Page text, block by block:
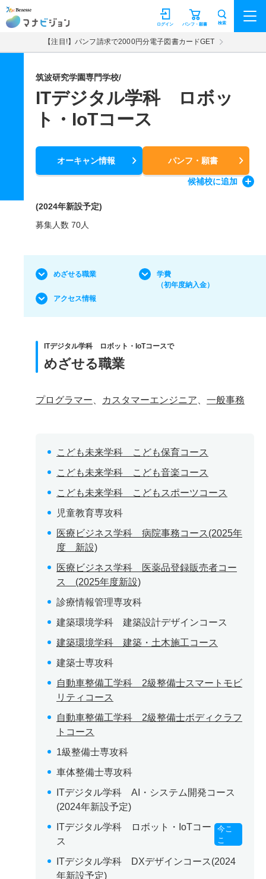
マナビジョン パンフ・願書
ログイン 検索
【注目!】パンフ請求で2000円分電子図書カードGET
筑波研究学園専門学校/
ITデジタル学科 ロボッ
ト・IoTコース
オーキャン情報 パンフ・願書
候補校に追加
(2024年新設予定)
募集人数 70人
めざせる職業
学費
（初年度納入金）
アクセス情報
ITデジタル学科 ロボット・IoTコースで
めざせる職業
プログラマー カスタマーエンジニア 一般事務
こども未来学科 こども保育コース
こども未来学科 こども音楽コース
こども未来学科 こどもスポーツコース
児童教育専攻科
医療ビジネス学科 病院事務コース(2025年
度 新設)
医療ビジネス学科 医薬品登録販売者コー
ス (2025年度新設)
診療情報管理専攻科
建築環境学科 建築設計デザインコース
建築環境学科 建築・土木施工コース
建築士専攻科
自動車整備工学科 2級整備士スマートモビ
リティコース
自動車整備工学科 2級整備士ボディクラフ
トコース
1級整備士専攻科
車体整備士専攻科
ITデジタル学科 AI・システム開発コース
(2024年新設予定)
ITデジタル学科 ロボット・IoTコー
ス
今こ
こ
ITデジタル学科 DXデザインコース(2024
年新設予定)